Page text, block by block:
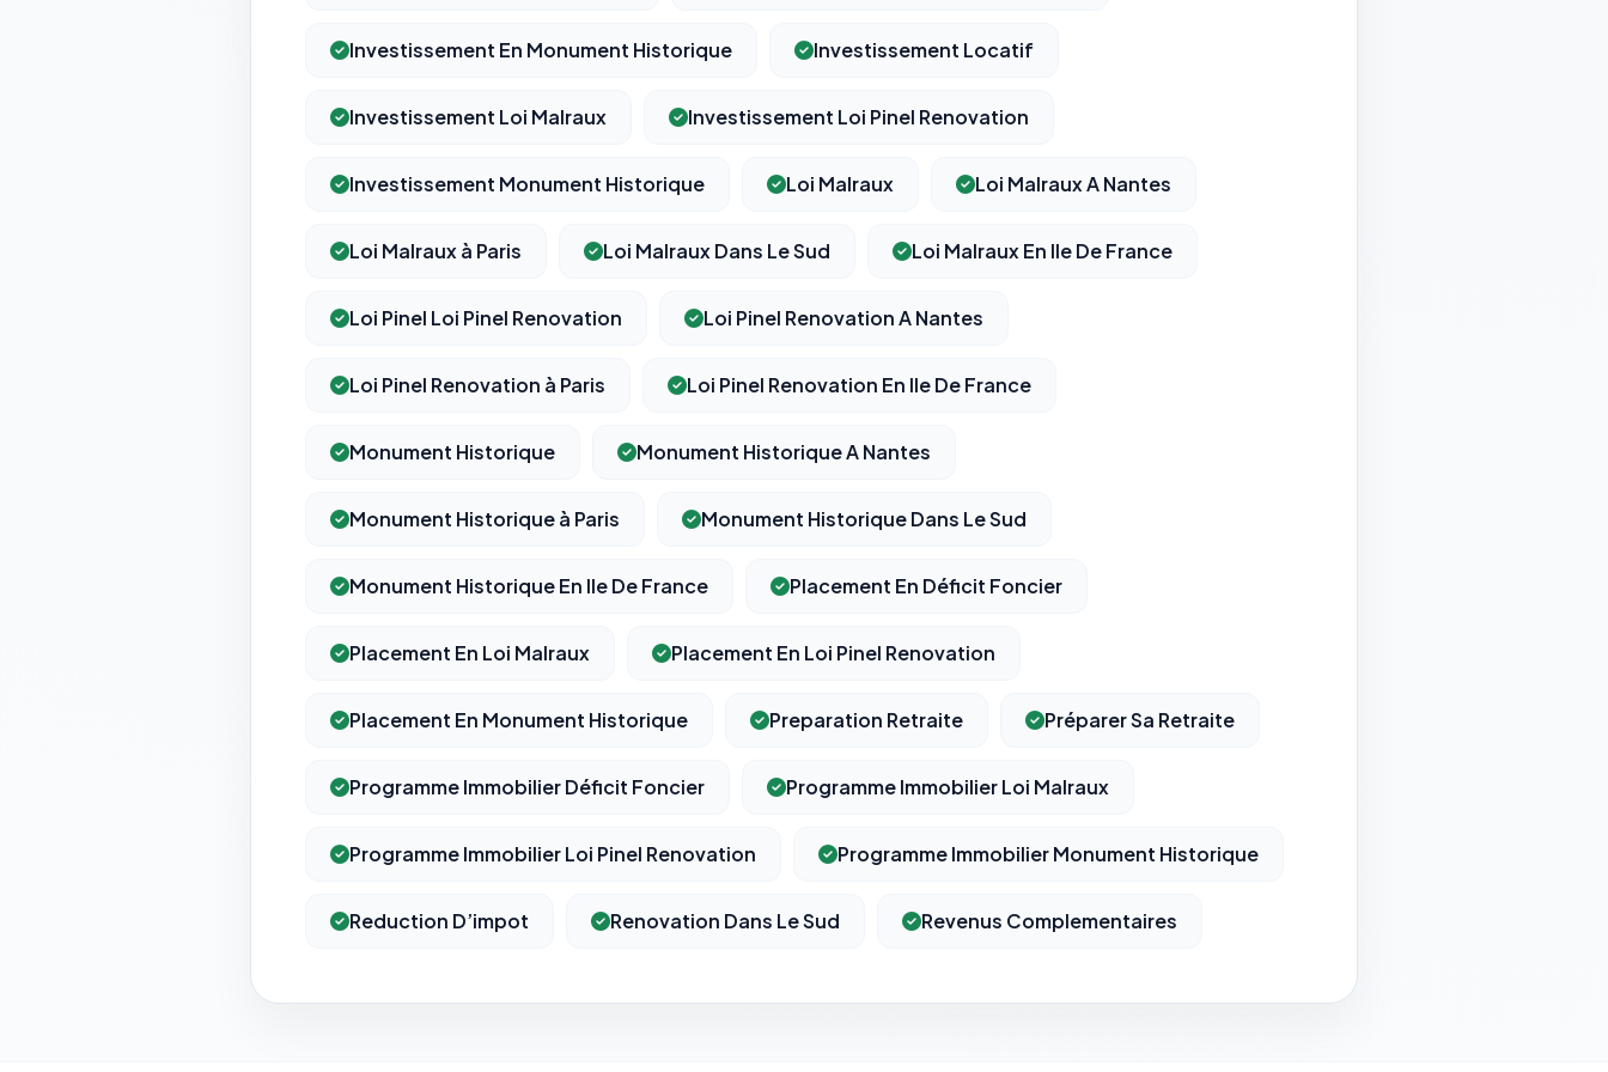
Investissement En Monument Historique Investissement Locatif
Investissement Loi Malraux Investissement Loi Pinel Renovation
Investissement Monument Historique Loi Malraux Loi Malraux A Nantes
Loi Malraux à Paris Loi Malraux Dans Le Sud Loi Malraux En Ile De France
Loi Pinel Loi Pinel Renovation Loi Pinel Renovation A Nantes
Loi Pinel Renovation à Paris Loi Pinel Renovation En Ile De France
Monument Historique Monument Historique A Nantes
Monument Historique à Paris Monument Historique Dans Le Sud
Monument Historique En Ile De France Placement En Déficit Foncier
Placement En Loi Malraux Placement En Loi Pinel Renovation
Placement En Monument Historique Preparation Retraite Préparer Sa Retraite
Programme Immobilier Déficit Foncier Programme Immobilier Loi Malraux
Programme Immobilier Loi Pinel Renovation Programme Immobilier Monument Historique
Reduction D’impot Renovation Dans Le Sud Revenus Complementaires